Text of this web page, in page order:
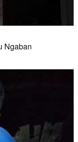
Ngaban